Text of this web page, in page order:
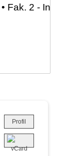
Profil